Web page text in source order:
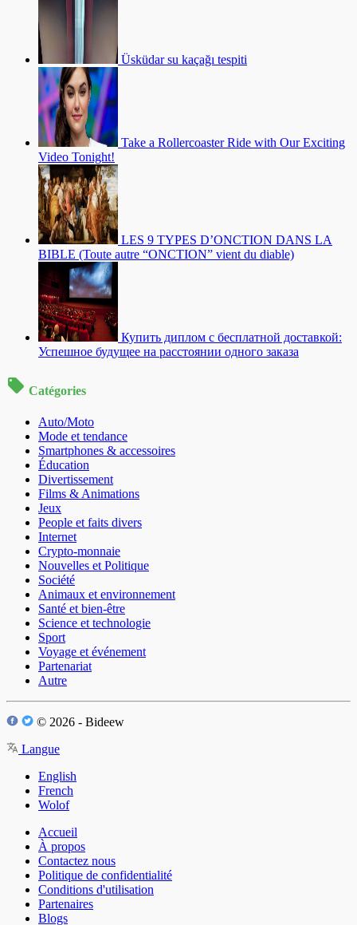
Üsküdar su kaçağı tespiti
Take a Rollercoaster Ride with Our Exciting
Video Tonight!
LES 9 TYPES D’ONCTION DANS LA
BIBLE (Toute autre “ONCTION” vient du diable)
Купить диплом с бесплатной доставкой:
Успешное будущее на расстоянии одного заказа
Catégories
Auto/Moto
Mode et tendance
Smartphones & accessoires
Éducation
Divertissement
Films & Animations
Jeux
People et faits divers
Internet
Crypto-monnaie
Nouvelles et Politique
Société
Animaux et environnement
Santé et bien-être
Science et technologie
Sport
Voyage et événement
Partenariat
Autre
© 2026 - Bideew
Langue
English
French
Wolof
Accueil
À propos
Contactez nous
Politique de confidentialité
Conditions d'utilisation
Partenaires
Blogs